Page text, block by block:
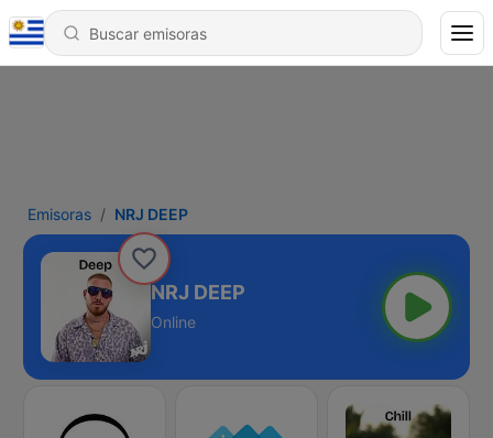
Emisoras NRJ DEEP
NRJ DEEP
Online